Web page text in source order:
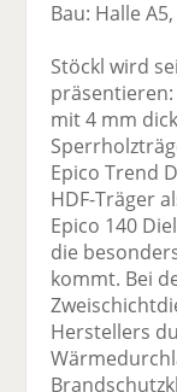
Bau: Halle
Stöckl wird
präsentieren:
mit 4 mm
Epico Trend
HDF-Träger
Epico 140
die
kommt. Bei
Herstellers